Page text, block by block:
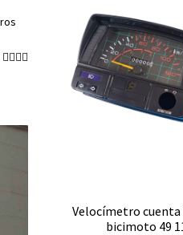
Velocímetro
bicimoto 49